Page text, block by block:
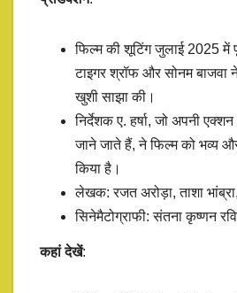
फिल्म की शूटिंग जुलाई 2025 में
टाइगर श्रॉफ और सोनम बाजवा
खुशी साझा की।
निर्देशक ए. हर्षा, जो अपनी
जाने जाते हैं, ने फिल्म को भव्य और
किया है।
लेखक: रजत अरोड़ा, ताशा
सिनेमैटोग्राफी: संतना कृष्णन
कहां देखें: